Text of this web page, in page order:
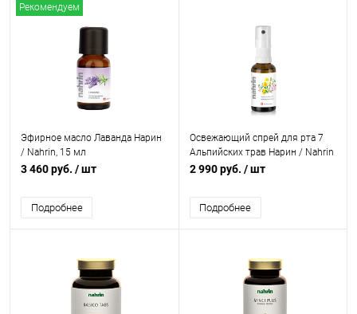
Рекомендуем
Эфирное масло Лаванда Нарин
/ Nahrin, 15 мл
3 460 руб. / шт
Подробнее
Освежающий спрей для рта 7
Альпийских трав Нарин / Nahrin
30 мл
2 990 руб. / шт
Подробнее